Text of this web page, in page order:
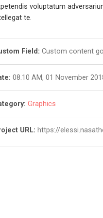
voluptatum
te.
Field: Custom content
08.10 AM, 01 November
Graphics
URL: https://